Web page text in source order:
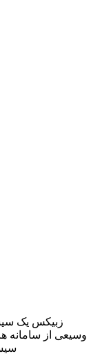
زبیکس یک
وسیعی از سامانه